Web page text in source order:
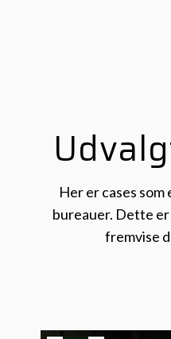
Her er cases
bureauer. Dette
fremvise